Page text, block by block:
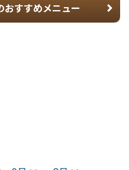
おすすめメニュー